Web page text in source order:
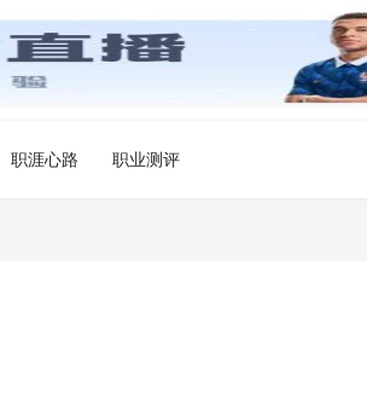
职涯心路 职业测评